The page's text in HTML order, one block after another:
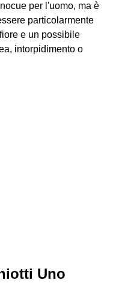
per l'uomo, ma è
particolarmente
e un possibile
intorpidimento o
Uno